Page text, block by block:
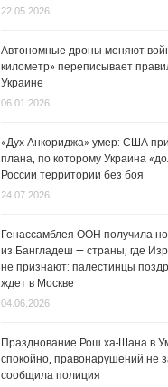
22.05.2026
Автономные дроны меняют
километр» переписывает
Украине
06.01.2026
«Дух Анкориджа» умер: США
плана, по которому Украина
России территории без боя
24.07.2026
Генассамблея ООН получила
из Бангладеш — страны, где
не признают: палестинцы
ждет в Москве
04.06.2026
Празднование Рош ха-Шана в
спокойно, правонарушений не
сообщила полиция